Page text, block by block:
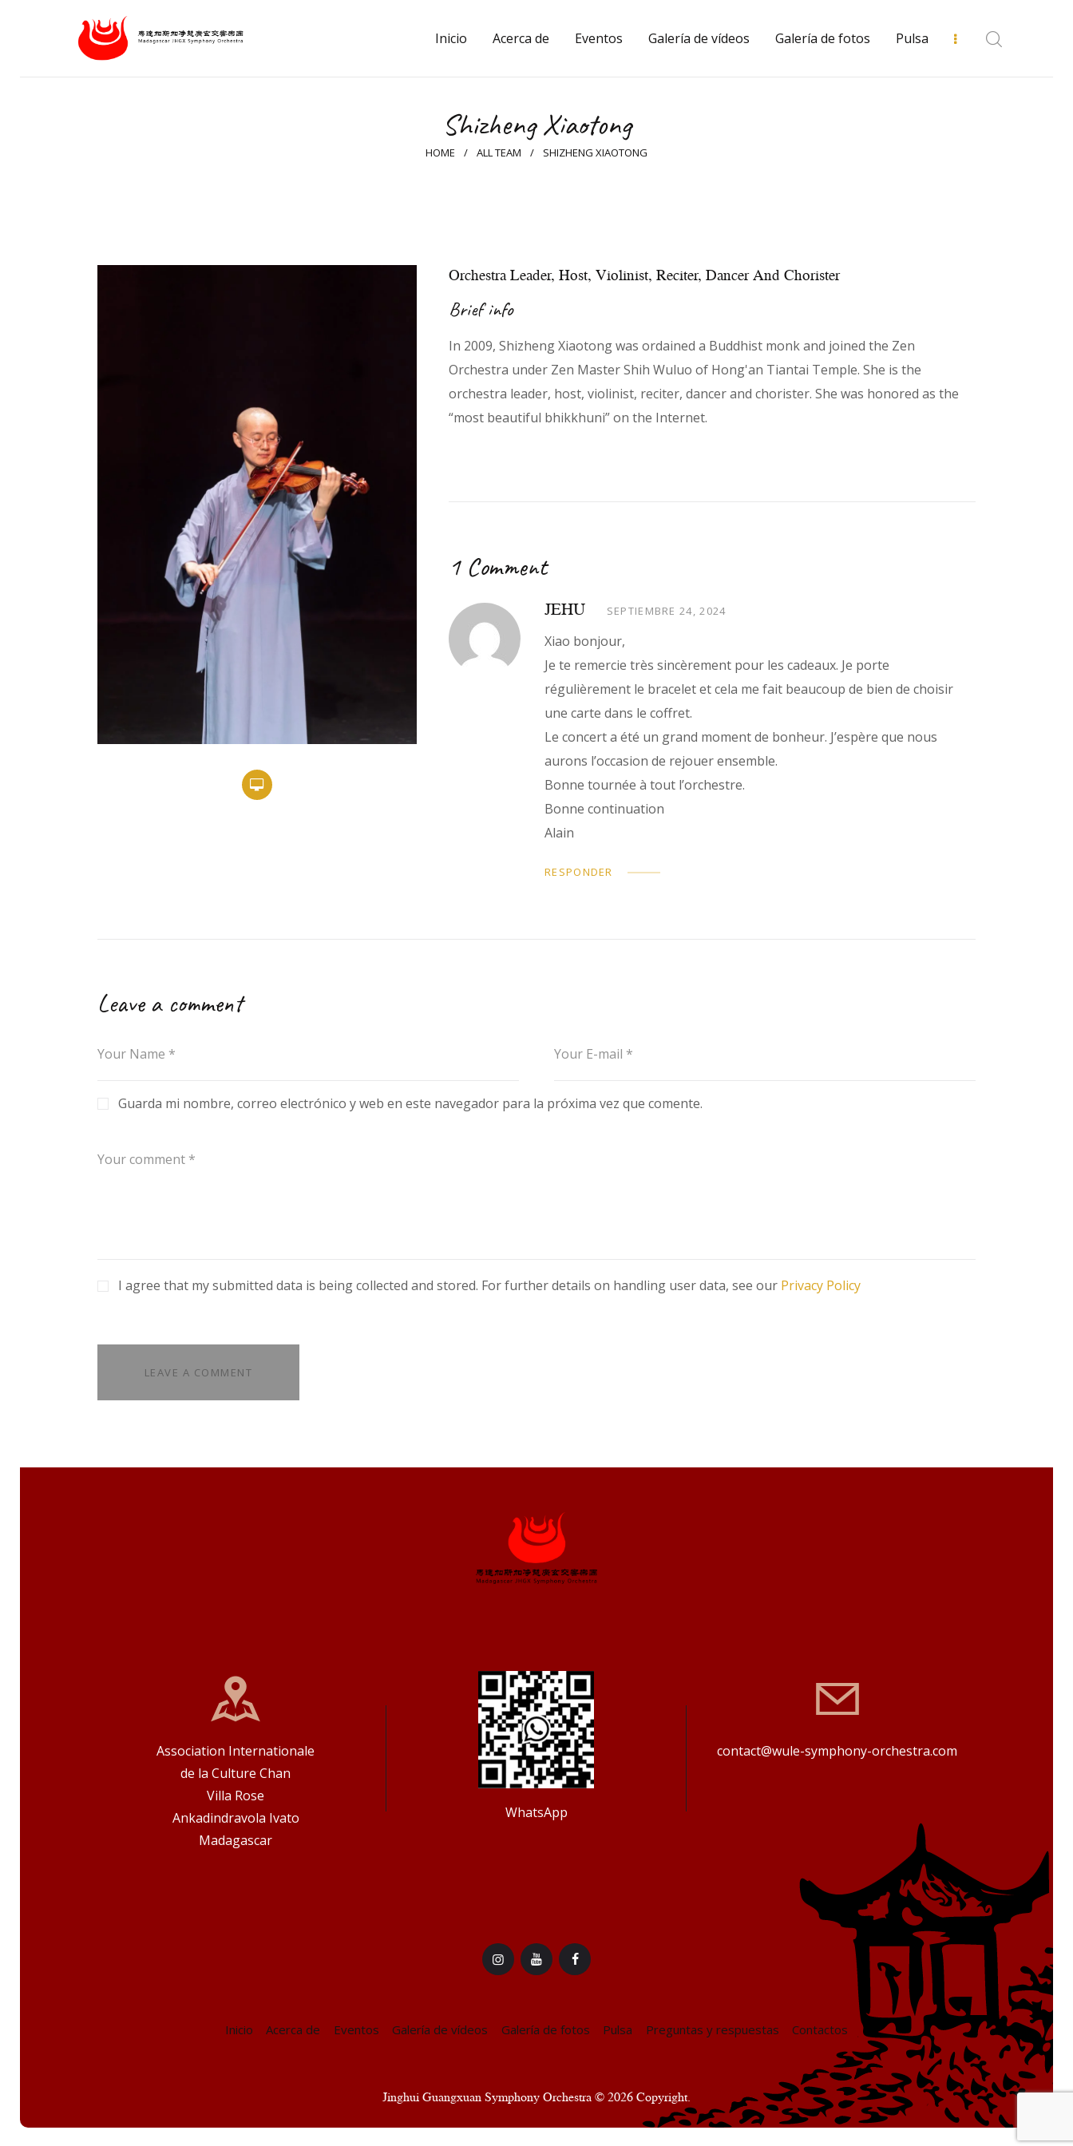
Inicio Acerca de Eventos Galería de vídeos Galería de fotos Pulsa
Shizheng Xiaotong
HOME ALL TEAM SHIZHENG XIAOTONG
Galería de vídeos
Preguntas y
respuestas
Contactos
Orchestra Leader, Host, Violinist, Reciter, Dancer And Chorister
Brief info
In 2009, Shizheng Xiaotong was ordained a Buddhist monk and joined the Zen
Orchestra under Zen Master Shih Wuluo of Hong'an Tiantai Temple. She is the
orchestra leader, host, violinist, reciter, dancer and chorister. She was honored as the
“most beautiful bhikkhuni” on the Internet.
1 Comment
JEHU SEPTIEMBRE 24, 2024
Xiao bonjour,
Je te remercie très sincèrement pour les cadeaux. Je porte
régulièrement le bracelet et cela me fait beaucoup de bien de choisir
une carte dans le coffret.
Le concert a été un grand moment de bonheur. J’espère que nous
aurons l’occasion de rejouer ensemble.
Bonne tournée à tout l’orchestre.
Bonne continuation
Alain
RESPONDER
Leave a comment
Guarda mi nombre, correo electrónico y web en este navegador para la próxima vez que comente.
I agree that my submitted data is being collected and stored. For further details on handling user data, see our Privacy Policy
Association Internationale
de la Culture Chan
Villa Rose
Ankadindravola Ivato
Madagascar
WhatsApp
contact@wule-symphony-orchestra.com
Inicio Acerca de Eventos Galería de vídeos Galería de fotos Pulsa Preguntas y respuestas Contactos
Jinghui Guangxuan Symphony Orchestra © 2026 Copyright.